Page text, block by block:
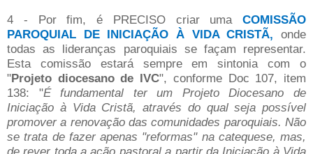
4 - Por fim, é PRECISO criar uma COMISSÃO
PAROQUIAL DE INICIAÇÃO À VIDA CRISTÃ, onde
todas as lideranças paroquiais se façam representar.
Esta comissão estará sempre em sintonia com o
"Projeto diocesano de IVC", conforme Doc 107, item
138: "É fundamental ter um Projeto Diocesano de
Iniciação à Vida Cristã, através do qual seja possível
promover a renovação das comunidades paroquiais. Não
se trata de fazer apenas "reformas" na catequese, mas,
de rever toda a ação pastoral a partir da Iniciação à Vida